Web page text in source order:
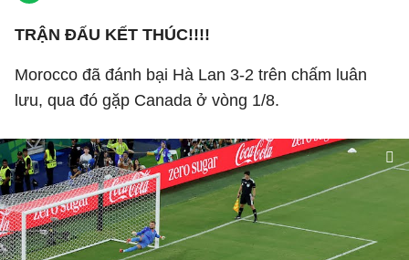
TRẬN ĐẤU KẾT THÚC!!!!
Morocco đã đánh bại Hà Lan 3-2 trên chấm luân
lưu, qua đó gặp Canada ở vòng 1/8.